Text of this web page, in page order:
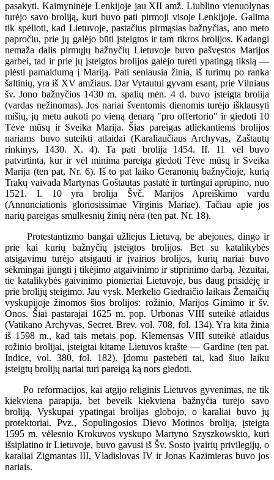
pasakyti. Kaimyninėje Lenkijoje jau XII amž. Liublino vienuolynas
turėjo savo broliją, kuri buvo pati pirmoji visoje Lenkijoje. Galima
tik spėlioti, kad Lietuvoje, pastačius pirmąsias bažnyčias, ano meto
papročiu, prie jų galėjo būti įsteigtos ir tam tikros brolijos. Kadangi
nemaža dalis pirmųjų bažnyčių Lietuvoje buvo pašvęstos Marijos
garbei, tad ir prie jų įsteigtos brolijos galėjo turėti ypatingą tikslą —
plėsti pamaldumą į Mariją. Pati seniausia žinia, iš turimų po ranka
šaltinių, yra iš XV amžiaus. Dar Vytautui gyvam esant, prie Vilniaus
šv. Jono bažnyčios 1430 m. spalių mėn. 4 d. buvo įsteigta brolija
(vardas nežinomas). Jos nariai šventomis dienomis turėjo išklausyti
mišių, jų metu aukoti po vieną denarą "pro offertorio" ir giedoti 10
Tėve mūsų ir Sveika Marija. Šias pareigas atliekantiems brolijos
nariams buvo suteikti atlaidai (Karaliaučiaus Archyvas, Zaštautų
rinkinys, 1430. X. 4). Ta pati brolija 1454. II. 11 vėl buvo
patvirtinta, kur ir vėl minima pareiga giedoti Tėve mūsų ir Sveika
Marija (ten pat, Nr. 6). Iš to pat laiko Geranonių bažnyčioje, kurią
Trakų vaivada Martynas Goštautas pastatė ir turtingai aprūpino, nuo
1521. I. 10 yra brolija Švč. Marijos Apreiškimo vardu
(Annunciationis gloriosissimae Virginis Mariae). Tačiau apie jos
narių pareigas smulkesnių žinių nėra (ten pat. Nr. 18).
Protestantizmo bangai užliejus Lietuvą, be abejonės, dingo ir
prie kai kurių bažnyčių įsteigtos brolijos. Bet su katalikybės
atsigavimu turėjo atsigauti ir įvairios brolijos, kurių nariai buvo
sėkmingai įjungti į tikėjimo atgaivinimo ir stiprinimo darbą. Jėzuitai,
tie katalikybės gaivinimo pionieriai Lietuvoje, bus daug prisidėję ir
prie brolijų steigimo. Jau vysk. Merkelio Giedraičio laikais Žemaičių
vyskupijoje žinomos šios brolijos: rožinio, Marijos Gimimo ir šv.
Onos. Šiai pastarajai 1625 m. pop. Urbonas VIII suteikė atlaidus
(Vatikano Archyvas, Secret. Brev. vol. 708, fol. 134). Yra kita žinia
iš 1598 m., kad tais metais pop. Klemensas VIII suteikė atlaidus
rožinio brolijai, įsteigtai kitame Lietuvos krašte — Gardine (ten pat.
Indice, vol. 380, fol. 182). Įdomu pastebėti tai, kad šiuo laiku
įsteigtų brolijų nariai turi pareigą ką nors giedoti.
Po reformacijos, kai atgijo religinis Lietuvos gyvenimas, ne tik
kiekviena parapija, bet beveik kiekviena bažnyčia turėjo savo
broliją. Vyskupai ypatingai brolijas globojo, o karaliai buvo jų
protektoriai. Pvz., Sopulingosios Dievo Motinos brolija, įsteigta
1595 m. vėlesnio Krokuvos vyskupo Martyno Szyszkowskio, kuri
išsiplatino ir Lietuvoje, buvo gavusi iš Šv. Sosto įvairių privilegijų, o
karaliai Zigmantas III, Vladislovas IV ir Jonas Kazimieras buvo jos
nariais.